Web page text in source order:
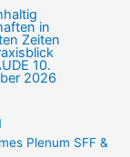
in
Zeiten
10.
2026
Plenum SFF &